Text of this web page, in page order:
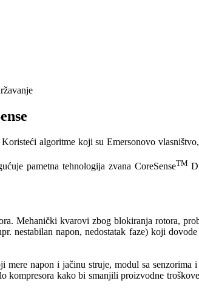
algoritme koji su Emersonovo
pametna tehnologija zvana CoreSenseTM
Mehanički kvarovi zbog blokiranja rotora,
nestabilan napon, nedostatak faze) koji
mere napon i jačinu struje, modul sa
kako bi smanjili proizvodne